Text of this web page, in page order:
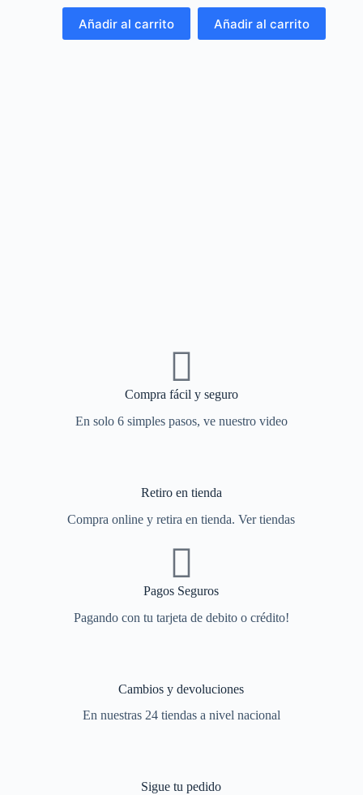
Añadir al carrito Añadir al carrito
Compra fácil y seguro
En solo 6 simples pasos, ve nuestro video
Retiro en tienda
Compra online y retira en tienda. Ver tiendas
Pagos Seguros
Pagando con tu tarjeta de debito o crédito!
Cambios y devoluciones
En nuestras 24 tiendas a nivel nacional
Sigue tu pedido